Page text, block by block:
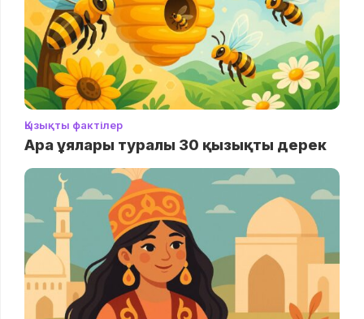
Қызықты фактілер
Ара ұялары туралы 30 қызықты дерек